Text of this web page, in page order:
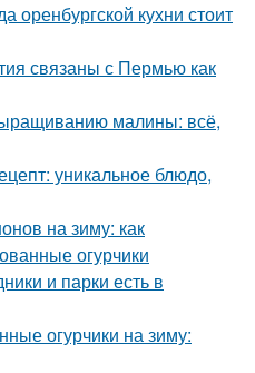
оренбургской кухни стоит
связаны с Пермью как
малины: всё,
уникальное блюдо,
на зиму: как
огурчики
и парки есть в
огурчики на зиму: